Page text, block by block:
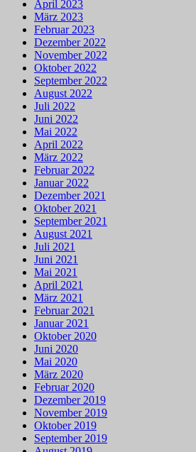
April 2023
März 2023
Februar 2023
Dezember 2022
November 2022
Oktober 2022
September 2022
August 2022
Juli 2022
Juni 2022
Mai 2022
April 2022
März 2022
Februar 2022
Januar 2022
Dezember 2021
Oktober 2021
September 2021
August 2021
Juli 2021
Juni 2021
Mai 2021
April 2021
März 2021
Februar 2021
Januar 2021
Oktober 2020
Juni 2020
Mai 2020
März 2020
Februar 2020
Dezember 2019
November 2019
Oktober 2019
September 2019